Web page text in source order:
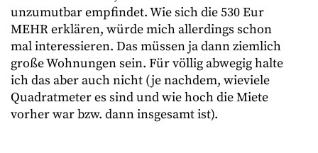
unzumutbar empfindet. Wie sich die 530 Eur
MEHR erklären, würde mich allerdings schon
mal interessieren. Das müssen ja dann ziemlich
große Wohnungen sein. Für völlig abwegig halte
ich das aber auch nicht (je nachdem, wieviele
Quadratmeter es sind und wie hoch die Miete
vorher war bzw. dann insgesamt ist).